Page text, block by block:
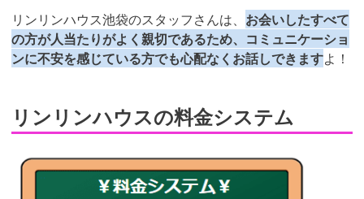
リンリンハウス池袋のスタッフさんは、 お会いしたすべて
の方が人当たりがよく親切であるため、コミュニケーショ
ンに不安を感じている方でも心配なくお話しできますよ！
リンリンハウスの料金システム